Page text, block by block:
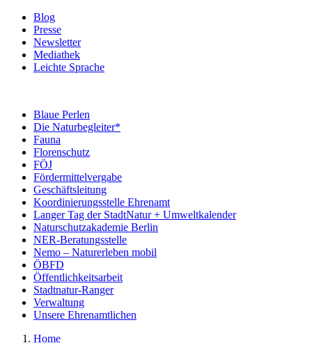
Blog
Presse
Newsletter
Mediathek
Leichte Sprache
Blaue Perlen
Die Naturbegleiter*
Fauna
Florenschutz
FÖJ
Fördermittelvergabe
Geschäftsleitung
Koordinierungsstelle Ehrenamt
Langer Tag der StadtNatur + Umweltkalender
Naturschutzakademie Berlin
NER-Beratungsstelle
Nemo – Naturerleben mobil
ÖBFD
Öffentlichkeitsarbeit
Stadtnatur-Ranger
Verwaltung
Unsere Ehrenamtlichen
Home